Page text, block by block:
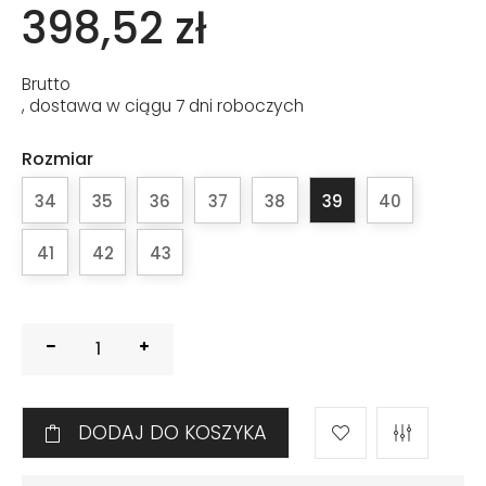
398,52 zł
Brutto
, dostawa w ciągu 7 dni roboczych
Rozmiar
34 35 36 37 38 39 40
41 42 43
DODAJ DO KOSZYKA